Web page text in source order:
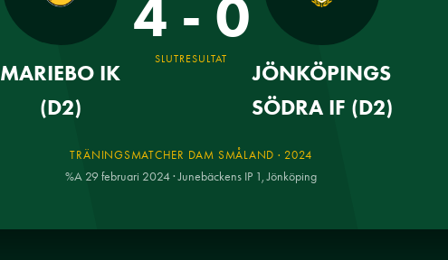
MARIEBO IK
(D2)
4 - 0
SLUTRESULTAT
JÖNKÖPINGS
SÖDRA IF (D2)
TRÄNINGSMATCHER DAM SMÅLAND · 2024
%A 29 februari 2024 · Junebäckens IP 1, Jönköping